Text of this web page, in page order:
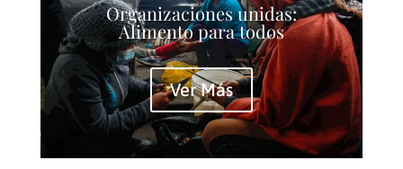
Organizaciones unidas:
Alimento para todos
Ver Más